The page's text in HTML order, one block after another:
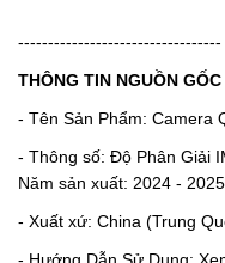
----------------------------------
THÔNG TIN NGUỒN
- Tên Sản Phẩm: Camera
- Thông số: Độ Phân Giải
Năm sản xuất: 2024 - 2025.
- Xuất xứ: China (Trung
- Hướng Dẫn Sử Dụng: